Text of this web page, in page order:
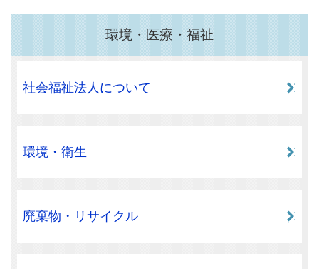
環境・医療・福祉
社会福祉法人について
環境・衛生
廃棄物・リサイクル